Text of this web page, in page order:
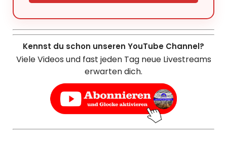
Kennst du schon unseren YouTube Channel?
Viele Videos und fast jeden Tag neue Livestreams
erwarten dich.